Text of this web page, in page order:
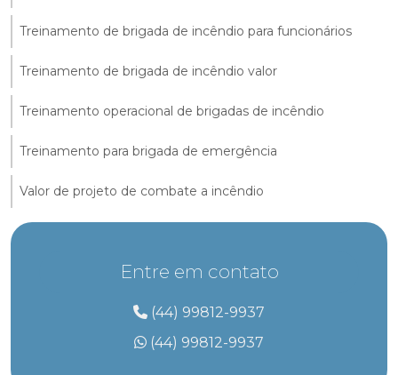
Treinamento de brigada de incêndio para funcionários
Treinamento de brigada de incêndio valor
Treinamento operacional de brigadas de incêndio
Treinamento para brigada de emergência
Valor de projeto de combate a incêndio
Entre em contato
(44) 99812-9937
(44) 99812-9937